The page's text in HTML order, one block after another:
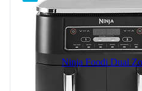
Ninja Foodi Dual